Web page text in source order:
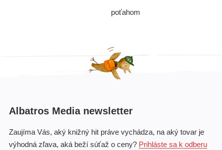
poťahom
Albatros Media newsletter
Zaujíma Vás, aký knižný hit práve vychádza, na aký tovar je
výhodná zľava, aká beží súťaž o ceny? Prihláste sa k odberu